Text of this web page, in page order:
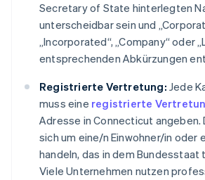
Secretary of State hinterlegten
unterscheidbar sein und
„Incorporated“, „Company“ oder
entsprechenden Abkürzungen
Registrierte Vertretung: Jede
muss eine registrierte
Adresse in Connecticut angeben.
sich um eine/n Einwohner/in oder
handeln, das in dem Bundesstaat
Viele Unternehmen nutzen